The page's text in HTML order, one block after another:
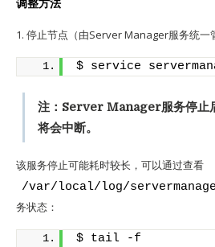
1. 停止节点（由Server Manager服务统一
$ service
注：Server Manager服务停止
将会中断。
该服务停止可能耗时较长，可以通过查看
/var/local/log/
务状态：
$ tail -f